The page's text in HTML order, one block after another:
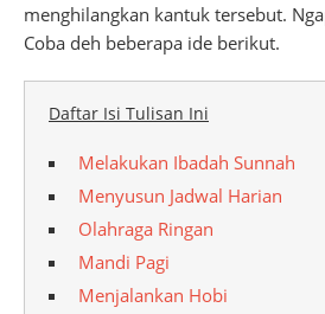
menghilangkan kantuk tersebut.
Coba deh beberapa ide berikut.
Daftar Isi Tulisan Ini
Melakukan Ibadah Sunnah
Menyusun Jadwal Harian
Olahraga Ringan
Mandi Pagi
Menjalankan Hobi